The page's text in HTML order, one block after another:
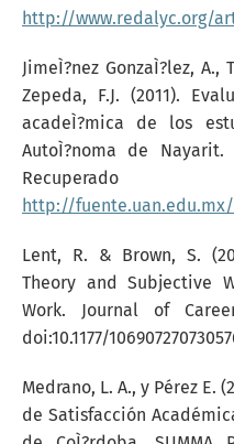
http://www.redalyc.org/
JimeÌ?nez GonzaÌ?lez,
Zepeda, F.J. (2011).
acadeÌ?mica de los
AutoÌ?noma de Nayarit.
http://
Lent, R. & Brown, S.
Theory and Subjective
Work. Journal of
doi:10.1177/
Medrano, L. A., y Pérez E.
de Satisfacción